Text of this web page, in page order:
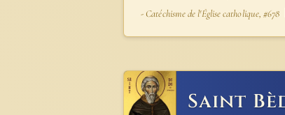
- Catéchisme de l'Église catholique, #678
Saint